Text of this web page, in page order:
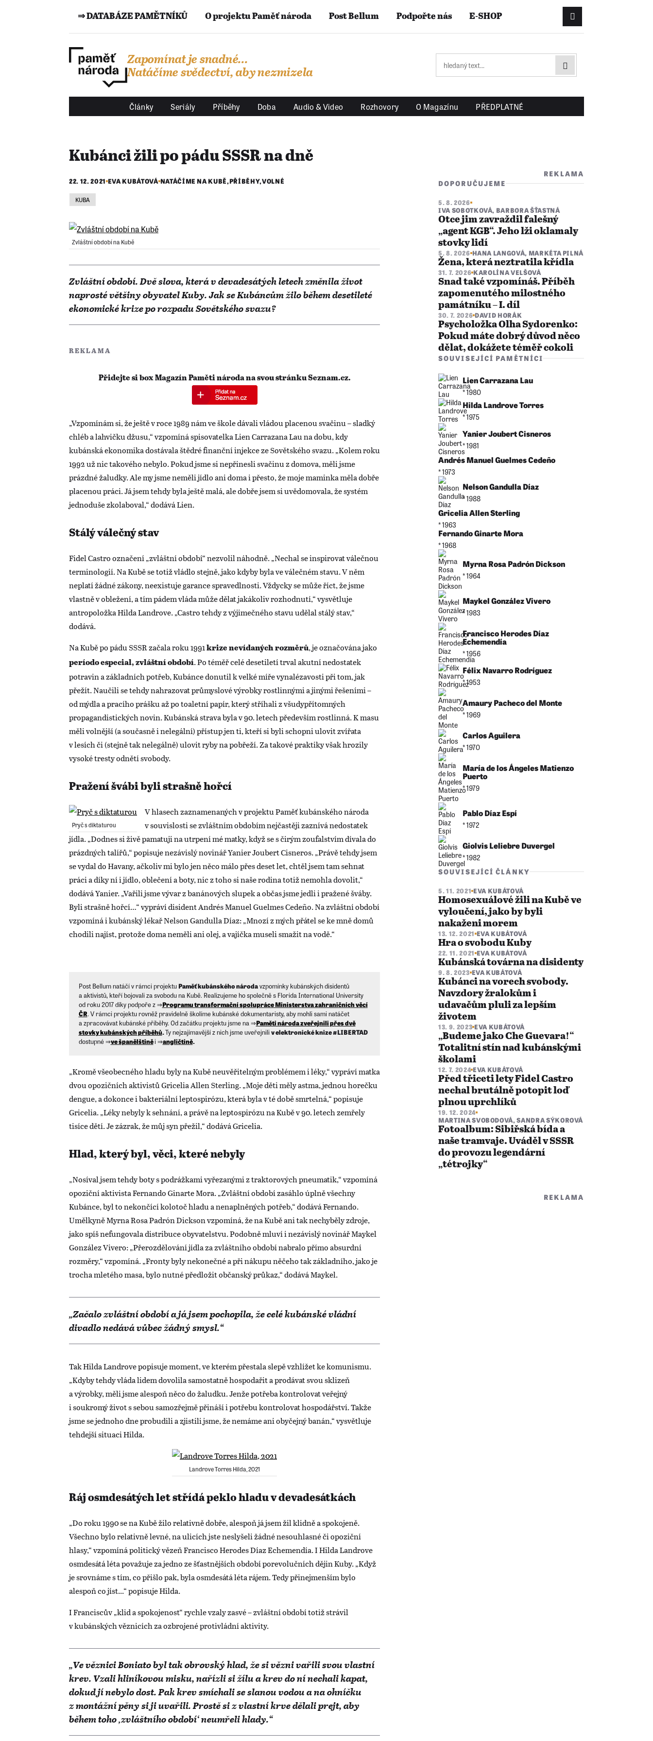
⇒ DATABÁZE PAMĚTNÍKŮ O projektu Paměť národa Post Bellum Podpořte nás E-SHOP
Přihlášení/
Zapomínat je snadné...
Natáčíme svědectví, aby nezmizela
Články Seriály Příběhy Doba Audio & Video Rozhovory O Magazínu PŘEDPLATNÉ
Kubánci žili po pádu SSSR na dně
22. 12. 2021 EVA KUBÁTOVÁ NATÁČÍME NA KUBĚ,PŘÍBĚHY,VOLNÉ
KUBA
Zvláštní období na Kubě
Zvláštní období. Dvě slova, která v devadesátých letech změnila život
naprosté většiny obyvatel Kuby. Jak se Kubáncům žilo během desetileté
ekonomické krize po rozpadu Sovětského svazu?
REKLAMA
Přidejte si box Magazín Paměti národa na svou stránku Seznam.cz.
„Vzpomínám si, že ještě v roce 1989 nám ve škole dávali vládou placenou svačinu – sladký
chléb a lahvičku džusu,“ vzpomíná spisovatelka Lien Carrazana Lau na dobu, kdy
kubánská ekonomika dostávala štědré finanční injekce ze Sovětského svazu. „Kolem roku
1992 už nic takového nebylo. Pokud jsme si nepřinesli svačinu z domova, měli jsme
prázdné žaludky. Ale my jsme neměli jídlo ani doma i přesto, že moje maminka měla dobře
placenou práci. Já jsem tehdy byla ještě malá, ale dobře jsem si uvědomovala, že systém
jednoduše zkolaboval,“ dodává Lien.
Stálý válečný stav
Fidel Castro označení „zvláštní období“ nezvolil náhodně. „Nechal se inspirovat válečnou
terminologií. Na Kubě se totiž vládlo stejně, jako kdyby byla ve válečném stavu. V něm
neplatí žádné zákony, neexistuje garance spravedlnosti. Vždycky se může říct, že jsme
vlastně v obležení, a tím pádem vláda může dělat jakákoliv rozhodnutí,“ vysvětluje
antropoložka Hilda Landrove. „Castro tehdy z výjimečného stavu udělal stálý stav,“
dodává.
Na Kubě po pádu SSSR začala roku 1991krize nevídaných rozměrů, je označována jako
período especial, zvláštní období. Po téměř celé desetiletí trval akutní nedostatek
potravin a základních potřeb, Kubánce donutil k velké míře vynalézavosti při tom, jak
přežít. Naučili se tehdy nahrazovat průmyslové výrobky rostlinnými a jinými řešeními –
od mýdla a pracího prášku až po toaletní papír, který stříhali z všudypřítomných
propagandistických novin. Kubánská strava byla v 90. letech především rostlinná. K masu
měli volnější (a současně i nelegální) přístup jen ti, kteří si byli schopni ulovit zvířata
v lesích či (stejně tak nelegálně) ulovit ryby na pobřeží. Za takové praktiky však hrozily
vysoké tresty odnětí svobody.
Pražení švábi byli strašně hořcí
Pryč s diktaturou
V hlasech zaznamenaných v projektu Paměť kubánského národa
v souvislosti se zvláštním obdobím nejčastěji zaznívá nedostatek
jídla. „Dodnes si živě pamatuji na utrpení mé matky, když se s čirým zoufalstvím dívala do
prázdných talířů,“ popisuje nezávislý novinář Yanier Joubert Cisneros. „Právě tehdy jsem
se vydal do Havany, ačkoliv mi bylo jen něco málo přes deset let, chtěl jsem tam sehnat
práci a díky ní i jídlo, oblečení a boty, nic z toho si naše rodina totiž nemohla dovolit,“
dodává Yanier. „Vařili jsme vývar z banánových slupek a občas jsme jedli i pražené šváby.
Byli strašně hořcí…“ vypráví disident Andrés Manuel Guelmes Cedeño. Na zvláštní období
vzpomíná i kubánský lékař Nelson Gandulla Díaz: „Mnozí z mých přátel se ke mně domů
chodili najíst, protože doma neměli ani olej, a vajíčka museli smažit na vodě.“
Post Bellum natáčí v rámci projektu Paměť kubánského národavzpomínky kubánských disidentů
a aktivistů, kteří bojovali za svobodu na Kubě. Realizujeme ho společně s Florida International University
od roku 2017 díky podpoře z ⇒Programu transformační spolupráce Ministerstva zahraničních věcí
ČR. V rámci projektu rovněž pravidelně školíme kubánské dokumentaristy, aby mohli sami natáčet
a zpracovávat kubánské příběhy. Od začátku projektu jsme na ⇒Paměti národa zveřejnili přes dvě
stovky kubánských příběhů.Ty nejzajímavější z nich jsme uveřejnili v elektronické knize #LIBERTAD
dostupné ⇒ve španělštiněi ⇒angličtině.
„Kromě všeobecného hladu byly na Kubě neuvěřitelným problémem i léky,“ vypráví matka
dvou opozičních aktivistů Gricelia Allen Sterling. „Moje děti měly astma, jednou horečku
dengue, a dokonce i bakteriální leptospirózu, která byla v té době smrtelná,“ popisuje
Gricelia. „Léky nebyly k sehnání, a právě na leptospirózu na Kubě v 90. letech zemřely
tisíce dětí. Je zázrak, že můj syn přežil,“ dodává Gricelia.
Hlad, který byl, věci, které nebyly
„Nosíval jsem tehdy boty s podrážkami vyřezanými z traktorových pneumatik,“ vzpomíná
opoziční aktivista Fernando Ginarte Mora. „Zvláštní období zasáhlo úplně všechny
Kubánce, byl to nekončící kolotoč hladu a nenaplněných potřeb,“ dodává Fernando.
Umělkyně Myrna Rosa Padrón Dickson vzpomíná, že na Kubě ani tak nechyběly zdroje,
jako spíš nefungovala distribuce obyvatelstvu. Podobně mluví i nezávislý novinář Maykel
González Vivero: „Přerozdělování jídla za zvláštního období nabralo přímo absurdní
rozměry,“ vzpomíná. „Fronty byly nekonečné a při nákupu něčeho tak základního, jako je
trocha mletého masa, bylo nutné předložit občanský průkaz,“ dodává Maykel.
„Začalo zvláštní období a já jsem pochopila, že celé kubánské vládní
divadlo nedává vůbec žádný smysl.“
Tak Hilda Landrove popisuje moment, ve kterém přestala slepě vzhlížet ke komunismu.
„Kdyby tehdy vláda lidem dovolila samostatně hospodařit a prodávat svou sklizeň
a výrobky, měli jsme alespoň něco do žaludku. Jenže potřeba kontrolovat veřejný
i soukromý život s sebou samozřejmě přináší i potřebu kontrolovat hospodářství. Takže
jsme se jednoho dne probudili a zjistili jsme, že nemáme ani obyčejný banán,“ vysvětluje
tehdejší situaci Hilda.
Landrove Torres Hilda, 2021
Ráj osmdesátých let střídá peklo hladu v devadesátkách
„Do roku 1990 se na Kubě žilo relativně dobře, alespoň já jsem žil klidně a spokojeně.
Všechno bylo relativně levné, na ulicích jste neslyšeli žádné nesouhlasné či opoziční
hlasy,“ vzpomíná politický vězeň Francisco Herodes Díaz Echemendía. I Hilda Landrove
osmdesátá léta považuje za jedno ze šťastnějších období porevolučních dějin Kuby. „Když
je srovnáme s tím, co přišlo pak, byla osmdesátá léta rájem. Tedy přinejmenším bylo
alespoň co jíst...“ popisuje Hilda.
I Franciscův „klid a spokojenost“ rychle vzaly zasvé – zvláštní období totiž strávil
v kubánských věznicích za ozbrojené protivládní aktivity.
„Ve věznici Boniato byl tak obrovský hlad, že si vězni vařili svou vlastní
krev. Vzali hliníkovou misku, nařízli si žílu a krev do ní nechali kapat,
dokud jí nebylo dost. Pak krev smíchali se slanou vodou a na ohníčku
z montážní pěny si ji uvařili. Prostě si z vlastní krve dělali prejt, aby
během toho ‚zvláštního období‘ neumřeli hlady.“
REKLAMA
DOPORUČUJEME
5. 8. 2026
IVA SOBOTKOVÁ, BARBORA ŠŤASTNÁ
Otce jim zavraždil falešný
„agent KGB“. Jeho lži oklamaly
stovky lidí
5. 8. 2026 HANA LANGOVÁ, MARKÉTA PILNÁ
Žena, která neztratila křídla
31. 7. 2026 KAROLÍNA VELŠOVÁ
Snad také vzpomínáš. Příběh
zapomenutého milostného
památníku – I. díl
30. 7. 2026 DAVID HORÁK
Psycholožka Olha Sydorenko:
Pokud máte dobrý důvod něco
dělat, dokážete téměř cokoli
SOUVISEJÍCÍ PAMĚTNÍCI
Lien Carrazana Lau
* 1980
Hilda Landrove Torres
* 1975
Yanier Joubert Cisneros
* 1981
Andrés Manuel Guelmes Cedeño
* 1973
Nelson Gandulla Díaz
* 1988
Gricelia Allen Sterling
* 1963
Fernando Ginarte Mora
* 1968
Myrna Rosa Padrón Dickson
* 1964
Maykel González Vivero
* 1983
Francisco Herodes Díaz
Echemendía
* 1956
Félix Navarro Rodríguez
* 1953
Amaury Pacheco del Monte
* 1969
Carlos Aguilera
* 1970
María de los Ángeles Matienzo
Puerto
* 1979
Pablo Díaz Espí
* 1972
Giolvis Leliebre Duvergel
* 1982
SOUVISEJÍCÍ ČLÁNKY
5. 11. 2021 EVA KUBÁTOVÁ
Homosexuálové žili na Kubě ve
vyloučení, jako by byli
nakaženi morem
13. 12. 2021 EVA KUBÁTOVÁ
Hra o svobodu Kuby
22. 11. 2021 EVA KUBÁTOVÁ
Kubánská továrna na disidenty
9. 8. 2023 EVA KUBÁTOVÁ
Kubánci na vorech svobody.
Navzdory žralokům i
udavačům pluli za lepším
životem
13. 9. 2023 EVA KUBÁTOVÁ
„Budeme jako Che Guevara!“
Totalitní stín nad kubánskými
školami
12. 7. 2024 EVA KUBÁTOVÁ
Před třiceti lety Fidel Castro
nechal brutálně potopit loď
plnou uprchlíků
19. 12. 2024
MARTINA SVOBODOVÁ,SANDRA SÝKOROVÁ
Fotoalbum: Sibiřská bída a
naše tramvaje. Uváděl v SSSR
do provozu legendární
„tétrojky“
REKLAMA